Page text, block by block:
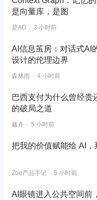
是向量库，是图
是AD 3 小时前
AI信息茧房：对话式AI
设计的伦理边界
森林雨 4 小时前
巴西支付为什么曾经贵
的破局之道
鑫卉 5 小时前
把我的价值赋能给 AI，
Zoe产品手记 5 小时前
AI眼镜进入公共空间前